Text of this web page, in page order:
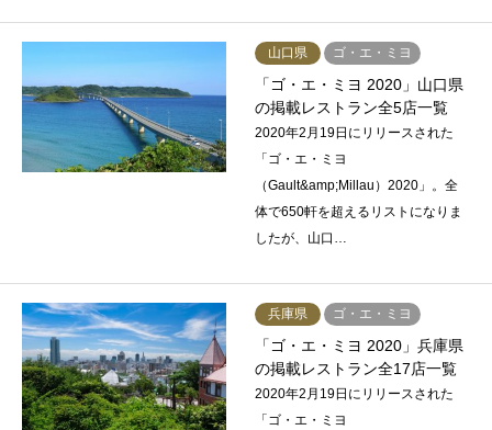
山口県 ゴ・エ・ミヨ
「ゴ・エ・ミヨ 2020」山口県
の掲載レストラン全5店一覧
2020年2月19日にリリースされた
「ゴ・エ・ミヨ
（Gault&amp;Millau）2020」。全
体で650軒を超えるリストになりま
したが、山口…
兵庫県 ゴ・エ・ミヨ
「ゴ・エ・ミヨ 2020」兵庫県
の掲載レストラン全17店一覧
2020年2月19日にリリースされた
「ゴ・エ・ミヨ